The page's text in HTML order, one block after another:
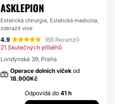
ASKLEPION
Estetická chirurgie, Estetická medicína,
zobrazit více
4.9 (68 Recenzí)·
21 Skutečných příběhů
Londýnská 39, Praha
Operace dolních víček od
18.900Kč
Odpovídá do41 h